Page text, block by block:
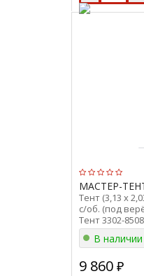
МАСТЕР-
Тент (3,13 х
с/об. (под
Тент 3302-
В наличии
9 860 ₽